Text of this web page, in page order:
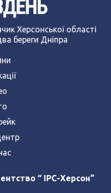
Херсонської області
береги Дніпра
“ IPC-Херсон”